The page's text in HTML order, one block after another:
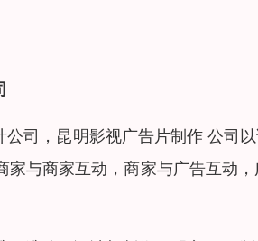
司，昆明影视广告片制作 公司
与商家互动，商家与广告互动